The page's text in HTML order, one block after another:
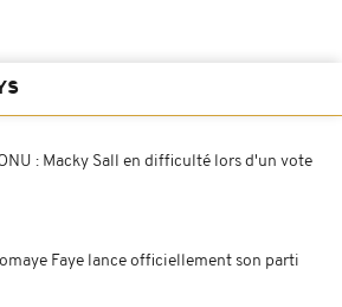
: Macky Sall en difficulté lors d'un vote
Faye lance officiellement son parti